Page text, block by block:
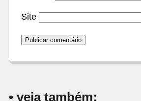
Site
• veja também: